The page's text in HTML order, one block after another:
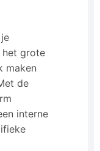
het grote
maken
de
interne